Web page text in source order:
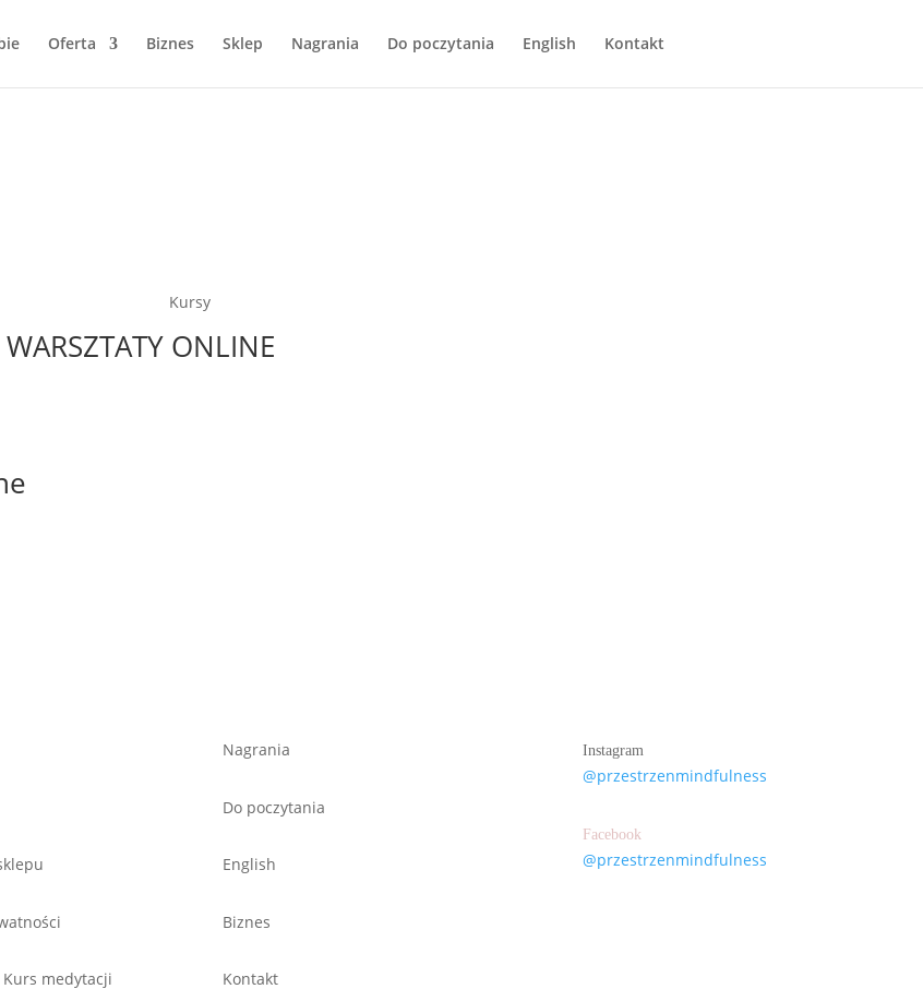
Oferta Biznes Sklep Nagrania Do poczytania English Kontakt
Kursy
WARSZTATY ONLINE
Kurs medytacji
Nagrania
Do poczytania
English
Biznes
Kontakt
Instagram
@przestrzenmindfulness
Facebook
@przestrzenmindfulness